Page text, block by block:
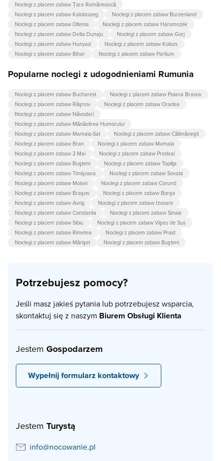
Noclegi z placem zabaw Țara Românească
Noclegi z placem zabaw Kalotaszeg
Noclegi z placem zabaw Burzenland
Noclegi z placem zabaw Oltenia
Noclegi z placem zabaw Háromszék
Noclegi z placem zabaw Delta Dunaju
Noclegi z placem zabaw Gorj
Noclegi z placem zabaw Hunyad
Noclegi z placem zabaw Kolozs
Noclegi z placem zabaw Bihar
Noclegi z placem zabaw Partium
Popularne noclegi z udogodnieniami Rumunia
Noclegi z placem zabaw Bucharest
Noclegi z placem zabaw Poiana Brasov
Noclegi z placem zabaw Râşnov
Noclegi z placem zabaw Oradea
Noclegi z placem zabaw Năvodari
Noclegi z placem zabaw Mănăstirea Humorului
Noclegi z placem zabaw Mamaia-Sat
Noclegi z placem zabaw Călimăneşti
Noclegi z placem zabaw Bran
Noclegi z placem zabaw Mamaia
Noclegi z placem zabaw 2 Mai
Noclegi z placem zabaw Predeal
Noclegi z placem zabaw Buşteni
Noclegi z placem zabaw Topliţa
Noclegi z placem zabaw Timişoara
Noclegi z placem zabaw Sovata
Noclegi z placem zabaw Moisei
Noclegi z placem zabaw Corund
Noclegi z placem zabaw Braşov
Noclegi z placem zabaw Borşa
Noclegi z placem zabaw Avrig
Noclegi z placem zabaw Izvoare
Noclegi z placem zabaw Constanta
Noclegi z placem zabaw Sinaia
Noclegi z placem zabaw Sibiu
Noclegi z placem zabaw Vişeu de Sus
Noclegi z placem zabaw Rimetea
Noclegi z placem zabaw Praid
Noclegi z placem zabaw Mărişel
Noclegi z placem zabaw Buşteni
Potrzebujesz pomocy?
Jeśli masz jakieś pytania lub potrzebujesz wsparcia,
skontaktuj się z naszym Biurem Obsługi Klienta
Jestem Gospodarzem
Wypełnij formularz kontaktowy
Jestem Turystą
info@nocowanie.pl